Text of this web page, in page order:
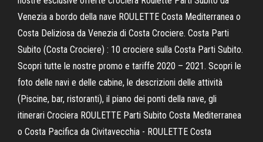
Venezia a bordo della nave ROULETTE Costa Mediterranea o
Costa Deliziosa da Venezia di Costa Crociere. Costa Parti
Subito (Costa Crociere) : 10 crociere sulla Costa Parti Subito.
Scopri tutte le nostre promo e tariffe 2020 – 2021. Scopri le
foto delle navi e delle cabine, le descrizioni delle attività
(Piscine, bar, ristoranti), il piano dei ponti della nave, gli
itinerari Crociera ROULETTE Parti Subito Costa Mediterranea
o Costa Pacifica da Civitavecchia - ROULETTE Costa